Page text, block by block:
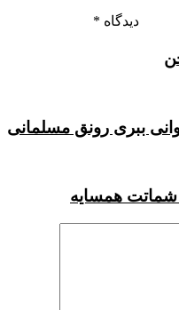
ببرى رونق مسلمانى
شماتت همسایه
دیدگاه *